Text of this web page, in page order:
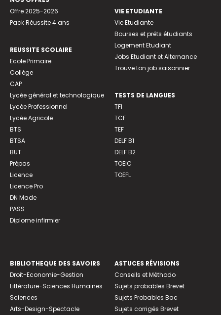
Offre 2025-2026
Pack Réussite 4 ans
REUSSITE SCOLAIRE
Ecole Primaire
Collège
CAP
Lycée général et technologique
Lycée Professionnel
Lycée Agricole
BTS
BTSA
BUT
Prépas
Licence
Licence Pro
DN Made
PASS
Diplome infirmier
VIE ETUDIANTE
Vie Etudiante
Bourses et prêts étudiants
Logement Etudiant
Jobs Etudiant et Alternance
Trouve ton job saisonnier
TESTS DE LANGUES
TFI
TCF
TEF
DELF B1
DELF B2
TOEIC
TOEFL
BIBLIOTHEQUE DES SAVOIRS
Droit-Economie-Gestion
Littérature-Sciences Humaines
Sciences
Arts-Design-Spectacle
ASTUCES RÉVISIONS
Conseils et Méthodo
Sujets probables Brevet
Sujets Probables Bac
Sujets corrigés Brevet